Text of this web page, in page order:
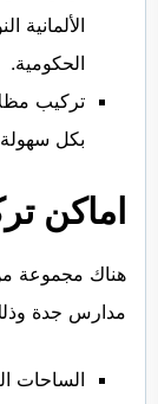
الحكومية.
تركيب
بكل
اماكن
هناك مجموعة
مدارس جدة
الساحات